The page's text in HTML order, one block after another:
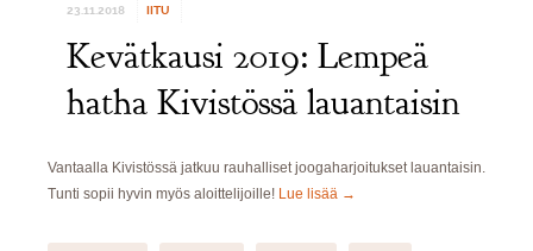
23.11.2018 IITU
Kevätkausi 2019: Lempeä
hatha Kivistössä lauantaisin
Vantaalla Kivistössä jatkuu rauhalliset joogaharjoitukset lauantaisin.
Tunti sopii hyvin myös aloittelijoille! Lue lisää →